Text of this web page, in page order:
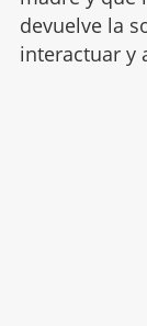
devuelve la
interactuar y